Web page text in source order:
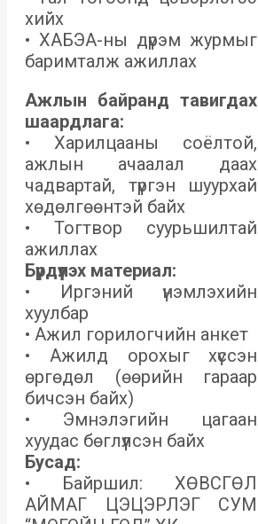
хийх
• ХАБЭА-ны дүрэм журмыг
баримталж ажиллах
Ажлын байранд тавигдах
шаардлага:
• Харилцааны соёлтой,
ажлын ачаалал даах
чадвартай, түргэн шуурхай
хөдөлгөөнтэй байх
• Тогтвор суурьшилтай
ажиллах
Бүрдүүлэх материал:
• Иргэний үнэмлэхийн
хуулбар
• Ажил горилогчийн анкет
• Ажилд орохыг хүссэн
өргөдөл (өөрийн гараар
бичсэн байх)
• Эмнэлэгийн цагаан
хуудас бөглүүлсэн байх
Бусад:
• Байршил: ХӨВСГӨЛ
АЙМАГ ЦЭЦЭРЛЭГ СУМ